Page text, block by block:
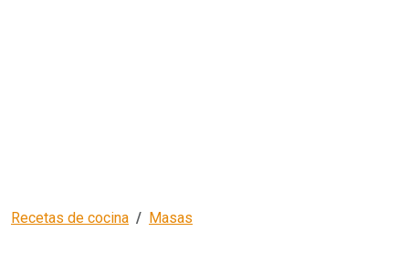
Recetas de cocina Masas